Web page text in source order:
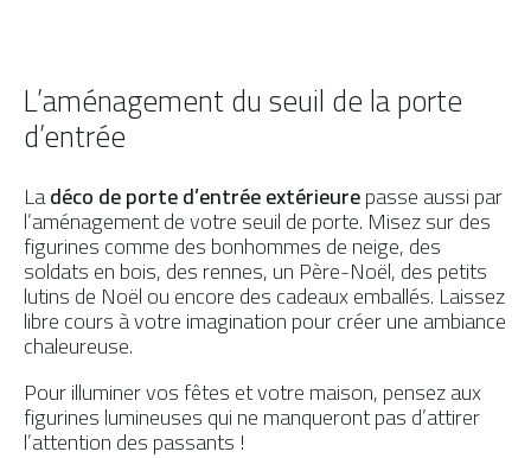
L’aménagement du seuil de la porte
d’entrée
Ladéco de porte d’entrée extérieurepasse aussi par
l’aménagement de votre seuil de porte. Misez sur des
figurines comme des bonhommes de neige, des
soldats en bois, des rennes, un Père-Noël, des petits
lutins de Noël ou encore des cadeaux emballés. Laissez
libre cours à votre imagination pour créer une ambiance
chaleureuse.
Pour illuminer vos fêtes et votre maison, pensez aux
figurines lumineuses qui ne manqueront pas d’attirer
l’attention des passants !